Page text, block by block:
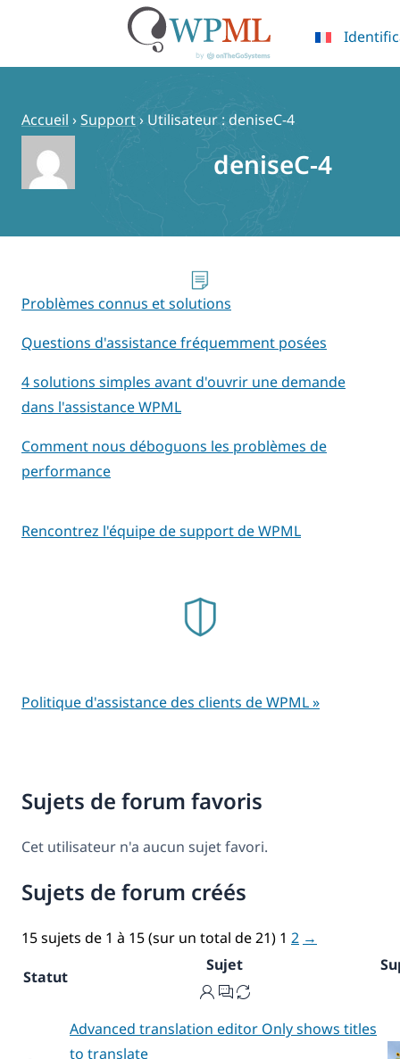
contenu
Accueil ›Support› Utilisateur : deniseC-4
deniseC-4
Sujets de forum favoris
Cet utilisateur n'a aucun sujet favori.
Sujets de forum créés
15 sujets de 1 à 15 (sur un total de 21) 1 2 →
Statut
Sujet
Advanced translation editor Only shows titles
to translate
Problèmes connus et solutions
Questions d'assistance fréquemment posées
4 solutions simples avant d'ouvrir une demande
dans l'assistance WPML
Comment nous déboguons les problèmes de
performance
Rencontrez l'équipe de support de WPML
Politique d'assistance des clients de WPML »